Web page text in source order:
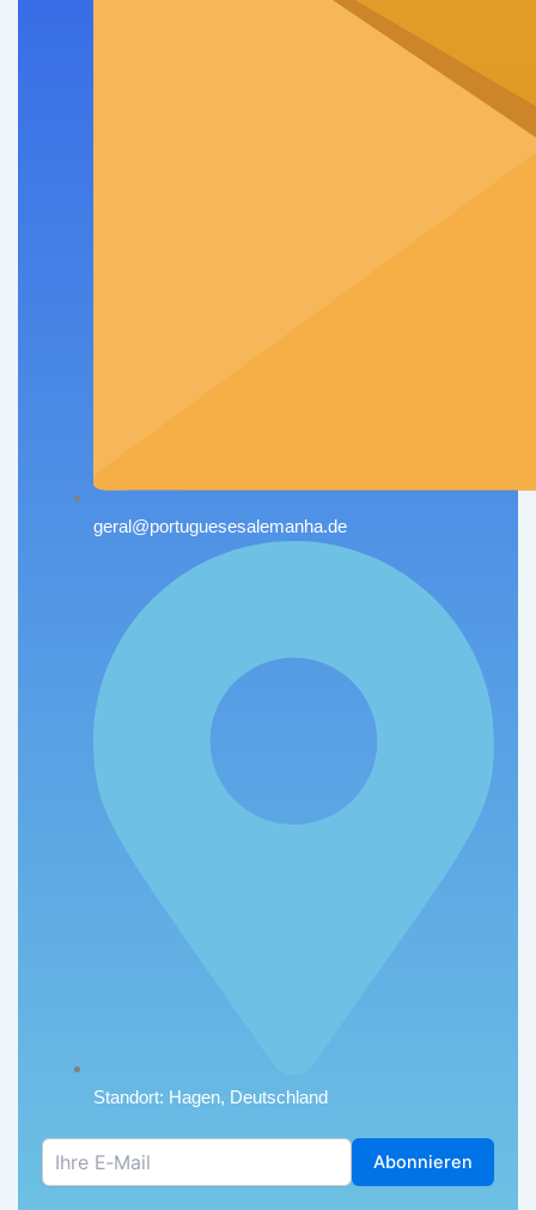
geral@portuguesesalemanha.de
Standort: Hagen, Deutschland
Abonnieren